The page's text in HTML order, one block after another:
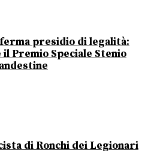
presidio di legalità:
Premio Speciale Stenio
di Ronchi dei Legionari